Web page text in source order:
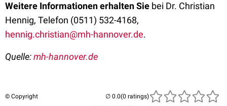
Weitere Informationen erhalten Sie bei Dr. Christian
Hennig, Telefon (0511) 532-4168,
hennig.christian@mh-hannover.de.
Quelle:mh-hannover.de
© Copyright (0 ratings)